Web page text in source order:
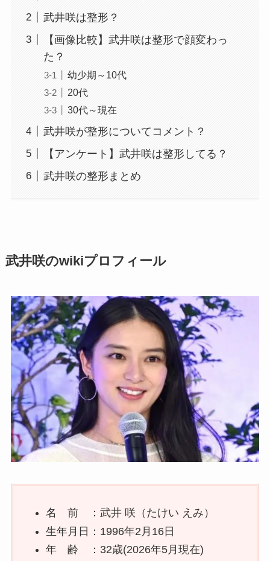
武井咲は整形？
【画像比較】武井咲は整形で顔変わっ
た？
幼少期～10代
20代
30代～現在
武井咲が整形についてコメント？
【アンケート】武井咲は整形してる？
武井咲の整形まとめ
武井咲のwikiプロフィール
名 前 ：武井 咲（たけい えみ）
生年月日：1996年2月16日
年 齢 ：32歳(2026年5月現在)